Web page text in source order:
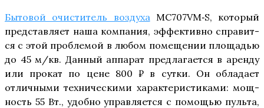
Быто­вой очи­сти­тель воз­ду­ха MC707VM‑S, кото­рый
пред­став­ля­ет наша ком­па­ния, эффек­тив­но спра­вит­
ся с этой про­бле­мой в любом поме­ще­нии пло­ща­дью
до 45 м/​кв. Дан­ный аппа­рат пред­ла­га­ет­ся в арен­ду
или про­кат по цене 800 ₽ в сут­ки. Он обла­да­ет
отлич­ны­ми тех­ни­че­ски­ми харак­те­ри­сти­ка­ми: мощ­
ность 55 Вт., удоб­но управ­ля­ет­ся с помо­щью пуль­та,